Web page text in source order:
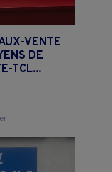
VENTE
DE
TCL...